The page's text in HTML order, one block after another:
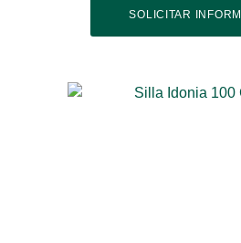
SOLICITAR